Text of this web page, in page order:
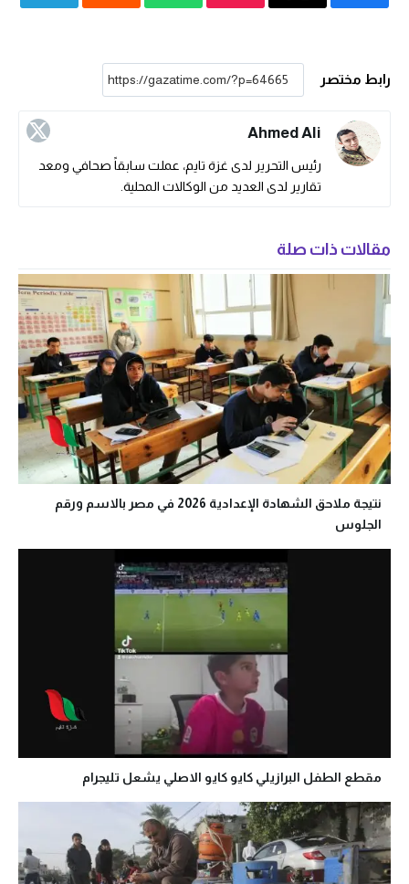
رابط مختصر
Ahmed Ali
رئيس التحرير لدى غزة تايم، عملت سابقاً صحافي ومعد
تقارير لدى العديد من الوكالات المحلية.
مقالات ذات صلة
نتيجة ملاحق الشهادة الإعدادية 2026 في مصر بالاسم ورقم
الجلوس
مقطع الطفل البرازيلي كايو كايو الاصلي يشعل تليجرام